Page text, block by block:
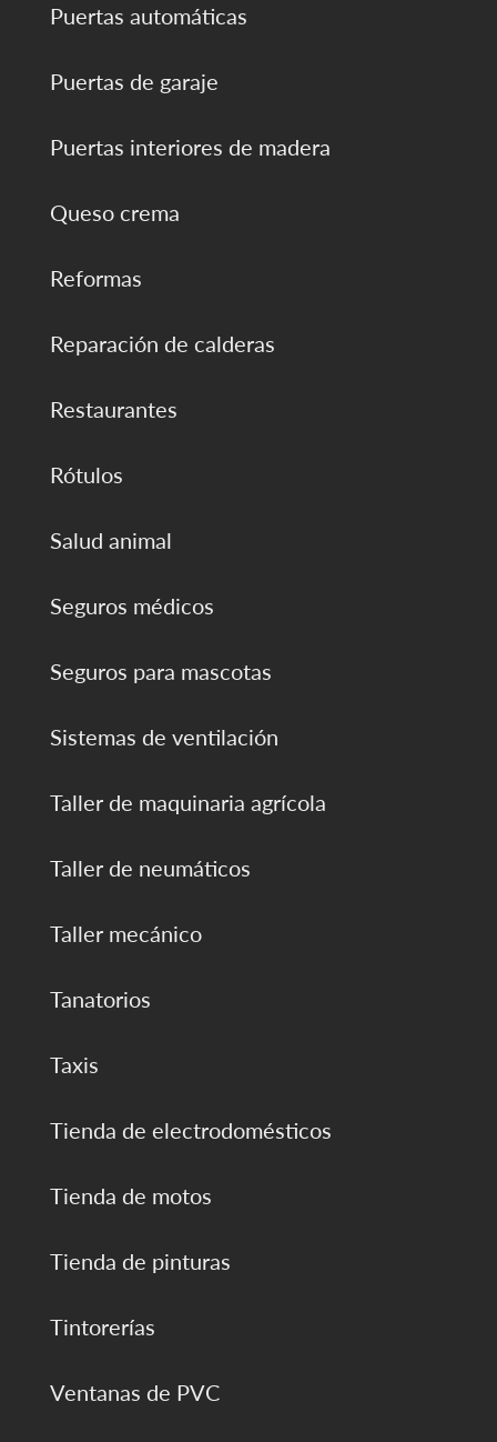
Puertas automáticas
Puertas de garaje
Puertas interiores de madera
Queso crema
Reformas
Reparación de calderas
Restaurantes
Rótulos
Salud animal
Seguros médicos
Seguros para mascotas
Sistemas de ventilación
Taller de maquinaria agrícola
Taller de neumáticos
Taller mecánico
Tanatorios
Taxis
Tienda de electrodomésticos
Tienda de motos
Tienda de pinturas
Tintorerías
Ventanas de PVC